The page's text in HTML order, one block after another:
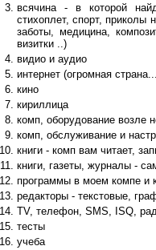
всячина - в которой
стихоплет, спорт, приколы
заботы, медицина,
визитки ..)
видио и аудио
интернет (огромная
кино
кириллица
комп, оборудование возле
комп, обслуживание и
книги - комп вам читает,
книги, газеты, журналы -
программы в моем компе и
редакторы - текстовые,
TV, телефон, SMS, ISQ,
тесты
учеба